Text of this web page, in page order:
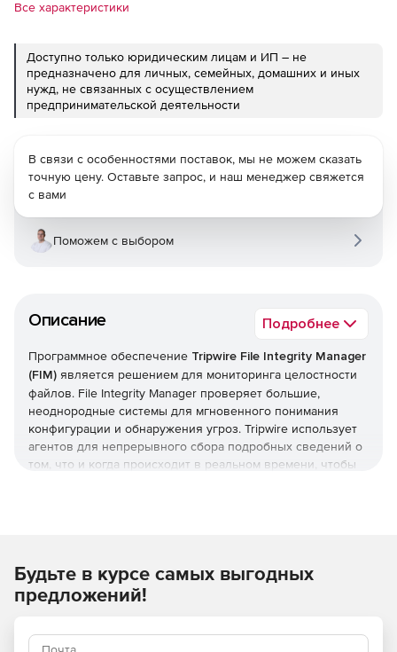
Все характеристики
Доступно только юридическим лицам и ИП – не
предназначено для личных, семейных, домашних и иных
нужд, не связанных с осуществлением
предпринимательской деятельности
Описание Подробнее
Программное обеспечение Tripwire File Integrity Manager
(FIM) является решением для мониторинга целостности
файлов. File Integrity Manager проверяет большие,
неоднородные системы для мгновенного понимания
конфигурации и обнаружения угроз. Tripwire использует
агентов для непрерывного сбора подробных сведений о
том, что и когда происходит в реальном времени, чтобы
нагрузкой
Диспетчер целостности файлов использует
автоматизацию для обнаружения всех изменений и
политики. Интеграция с существующими системами
В связи с особенностями поставок, мы не можем сказать
точную цену. Оставьте запрос, и наш менеджер свяжется
с вами
Поможем с выбором
Будьте в курсе самых выгодных
предложений!